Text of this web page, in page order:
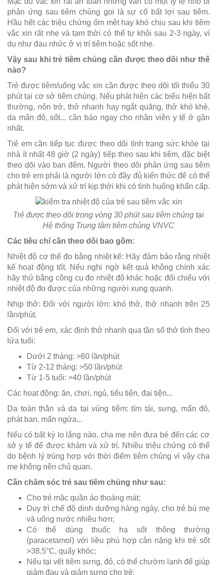
phản ứng sau tiêm chủng gọi là sự cố bất lợi sau tiêm.
Hầu hết các triệu chứng ốm mệt hay khó chịu sau khi tiêm
vắc xin rất nhẹ và tạm thời có thể tự khỏi sau 2-3 ngày, ví
dụ như đau nhức ở vị trí tiêm hoặc sốt nhẹ.
Vậy sau khi trẻ tiêm chủng cần được theo dõi như thế
nào?
Trẻ được tiêm/uống vắc xin cần được theo dõi tối thiểu 30
phút tại cơ sở tiêm chủng. Nếu phát hiện các biểu hiện bất
thường, nôn trớ, thở nhanh hay ngắt quãng, thở khò khè,
da mẩn đỏ, sốt... cần báo ngay cho nhân viên y tế ở gần
nhất.
Trẻ em cần tiếp tục được theo dõi tình trạng sức khỏe tại
nhà ít nhất 48 giờ (2 ngày) tiếp theo sau khi tiêm, đặc biệt
theo dõi vào ban đêm. Người theo dõi phản ứng sau tiêm
cho trẻ em phải là người lớn có đầy đủ kiến thức để có thể
phát hiện sớm và xử trí kịp thời khi có tình huống khẩn cấp.
Trẻ được theo dõi trong vòng 30 phút sau tiêm chủng tại
Hệ thống Trung tâm tiêm chủng VNVC
Các tiêu chí cần theo dõi bao gồm:
Nhiệt độ cơ thể đo bằng nhiệt kế: Hãy đảm bảo rằng nhiệt
kế hoạt động tốt. Nếu nghi ngờ kết quả không chính xác
hãy thử bằng công cụ đo nhiệt độ khác hoặc đối chiếu với
nhiệt độ đo được của những người xung quanh.
Nhịp thở: Đối với người lớn: khó thở, thở nhanh trên 25
lần/phút.
Đối với trẻ em, xác định thở nhanh qua tần số thở tính theo
lứa tuổi:
Dưới 2 tháng: >60 lần/phút
Từ 2-12 tháng: >50 lần/phút
Từ 1-5 tuổi: >40 lần/phút
Các hoạt động: ăn, chơi, ngủ, tiểu tiện, đại tiện...
Da toàn thân và da tại vùng tiêm: tím tái, sưng, mẩn đỏ,
phát ban, mẩn ngứa...
Nếu có bất kỳ lo lắng nào, cha mẹ nên đưa bé đến các cơ
sở y tế để được khám và xử trí. Nhiều triệu chứng có thể
do bệnh lý trùng hợp với thời điểm tiêm chủng vì vậy cha
mẹ không nên chủ quan.
Cần chăm sóc trẻ sau tiêm chủng như sau:
Cho trẻ mặc quần áo thoáng mát;
Duy trì chế độ dinh dưỡng hàng ngày, cho trẻ bú mẹ
và uống nước nhiều hơn;
Có thể dùng thuốc hạ sốt thông thường
(paracetamol) với liều phù hợp cân nặng khi trẻ sốt
>38.5°C, quấy khóc;
Nếu tại vết tiêm sưng, đỏ, có thể chườm lạnh để giúp
giảm đau và giảm sưng cho trẻ;